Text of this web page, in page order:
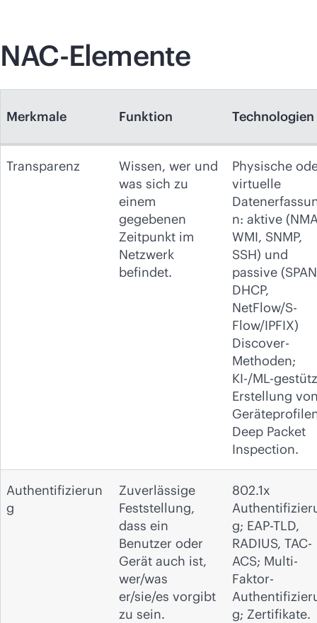
NAC-Elemente
Merkmale Funktion Technologien
Transparenz
Wissen, wer und
was sich zu
einem
gegebenen
Zeitpunkt im
Netzwerk
befindet.
Physische
virtuelle
n: aktive
WMI, SNMP,
SSH) und
passive
DHCP,
NetFlow/S-
Flow/IPFIX)
Discover-
Methoden;
KI-/ML-
Erstellung
Deep Packet
Inspection.
Authentifizierun
g
Zuverlässige
Feststellung,
dass ein
Benutzer oder
Gerät auch ist,
wer/was
er/sie/es vorgibt
zu sein.
802.1x
g; EAP-TLD,
RADIUS, TAC-
ACS; Multi-
Faktor-
g; Zertifikate.